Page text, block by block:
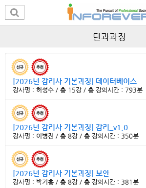
단과과정
[2026년 감리사 기본과정] 데이터베이스
강사명 : 허성수 / 총 15강 / 총 강의시간 : 793분
[2026년 감리사 기본과정] 감리_v1.0
강사명 : 이병진 / 총 8강 / 총 강의시간 : 350분
[2026년 감리사 기본과정] 보안
강사명 : 박기홍 / 총 8강 / 총 강의시간 : 381분